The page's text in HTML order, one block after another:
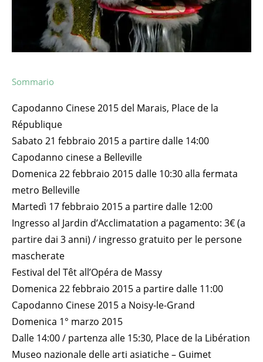
Sommario
Capodanno Cinese 2015 del Marais, Place de la
République
Sabato 21 febbraio 2015 a partire dalle 14:00
Capodanno cinese a Belleville
Domenica 22 febbraio 2015 dalle 10:30 alla fermata
metro Belleville
Martedì 17 febbraio 2015 a partire dalle 12:00
Ingresso al Jardin d’Acclimatation a pagamento: 3€ (a
partire dai 3 anni) / ingresso gratuito per le persone
mascherate
Festival del Têt all’Opéra de Massy
Domenica 22 febbraio 2015 a partire dalle 11:00
Capodanno Cinese 2015 a Noisy-le-Grand
Domenica 1° marzo 2015
Dalle 14:00 / partenza alle 15:30, Place de la Libération
Museo nazionale delle arti asiatiche – Guimet